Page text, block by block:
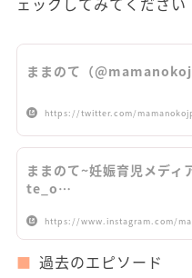
ままのて（
https://twitter.com/
ままのて~妊娠育児メデ
te_o…
https://www.instagram.com/
過去のエピソード